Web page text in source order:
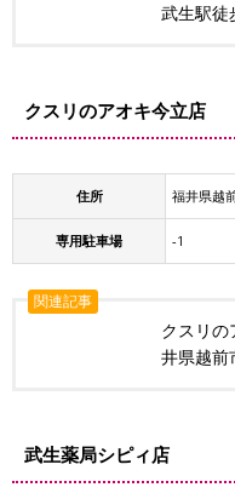
武生駅徒
クスリのアオキ今立店
住所 福井県越
専用駐車場 -1
関連記事
クスリの
井県越前
武生薬局シピィ店